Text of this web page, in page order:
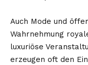
Auch Mode und
Wahrnehmung
luxuriöse
erzeugen oft den